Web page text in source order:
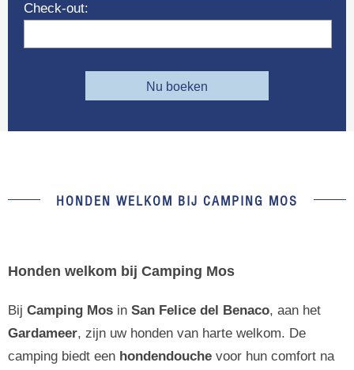
Check-out:
Nu boeken
HONDEN WELKOM BIJ CAMPING MOS
Honden welkom bij Camping Mos
Bij Camping Mos in San Felice del Benaco, aan het
Gardameer, zijn uw honden van harte welkom. De
camping biedt een hondendouche voor hun comfort na